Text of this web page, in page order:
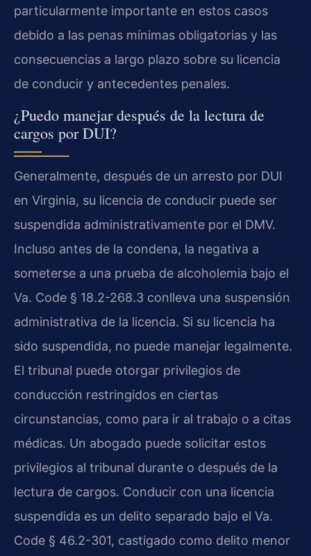
particularmente importante en estos casos
debido a las penas mínimas obligatorias y las
consecuencias a largo plazo sobre su licencia
de conducir y antecedentes penales.
¿Puedo manejar después de la lectura de
cargos por DUI?
Generalmente, después de un arresto por DUI
en Virginia, su licencia de conducir puede ser
suspendida administrativamente por el DMV.
Incluso antes de la condena, la negativa a
someterse a una prueba de alcoholemia bajo el
Va. Code § 18.2-268.3 conlleva una suspensión
administrativa de la licencia. Si su licencia ha
sido suspendida, no puede manejar legalmente.
El tribunal puede otorgar privilegios de
conducción restringidos en ciertas
circunstancias, como para ir al trabajo o a citas
médicas. Un abogado puede solicitar estos
privilegios al tribunal durante o después de la
lectura de cargos. Conducir con una licencia
suspendida es un delito separado bajo el Va.
Code § 46.2-301, castigado como delito menor